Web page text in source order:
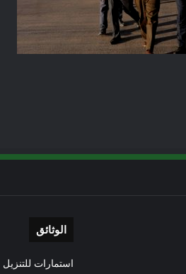
الوثائق
استمارات للتنزيل